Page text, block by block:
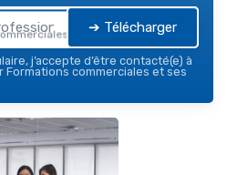
— 2026
➔ Télécharger
j’accepte d’être contacté(e) à
Formations commerciales et ses